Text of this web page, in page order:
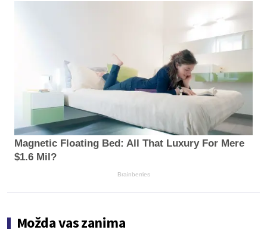
Magnetic Floating Bed: All That Luxury For Mere
$1.6 Mil?
Brainberries
Možda vas zanima